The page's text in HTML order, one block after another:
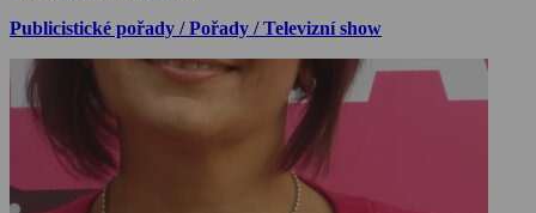
Publicistické pořady / Pořady / Televizní show